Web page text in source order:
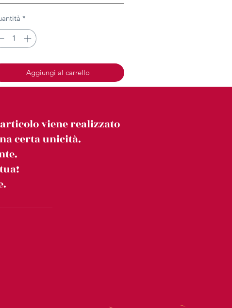
*
Aggiungi al carrello
viene realizzato
certa unicità.